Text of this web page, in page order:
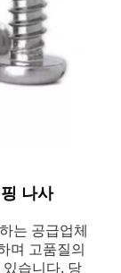
나사
는 공급업체
며 고품질의
습니다. 당